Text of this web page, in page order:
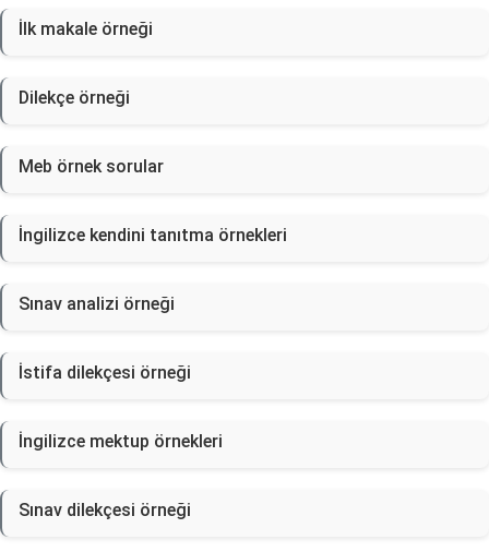
İlk makale örneği
Dilekçe örneği
Meb örnek sorular
İngilizce kendini tanıtma örnekleri
Sınav analizi örneği
İstifa dilekçesi örneği
İngilizce mektup örnekleri
Sınav dilekçesi örneği